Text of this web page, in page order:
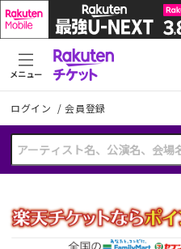
ログイン /会員登録
メニュー